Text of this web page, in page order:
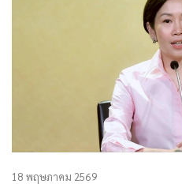
18 พฤษภาคม 2569